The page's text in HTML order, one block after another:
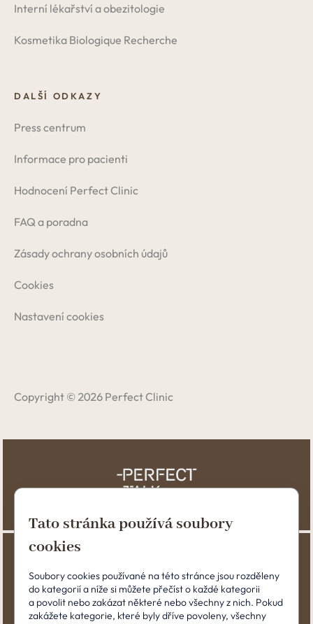
Interní lékařství a obezitologie
Kosmetika Biologique Recherche
DALŠÍ ODKAZY
Press centrum
Informace pro pacienti
Hodnocení Perfect Clinic
FAQ a poradna
Zásady ochrany osobních údajů
Cookies
Nastavení cookies
Copyright © 2026 Perfect Clinic
Tato stránka používá soubory
cookies
Soubory cookies používané na této stránce jsou rozděleny
do kategorií a níže si můžete přečíst o každé kategorii
a povolit nebo zakázat některé nebo všechny z nich. Pokud
zakážete kategorie, které byly dříve povoleny, všechny